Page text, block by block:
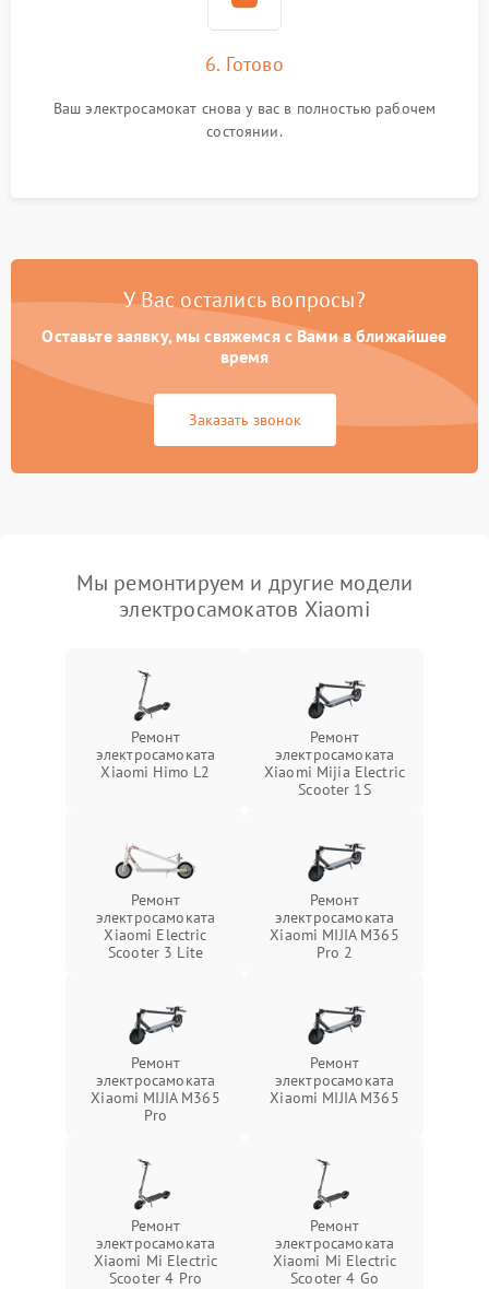
6. Готово
Ваш электросамокат снова у вас в полностью рабочем
состоянии.
У Вас остались вопросы?
Оставьте заявку, мы свяжемся с Вами в ближайшее
время
Заказать звонок
Мы ремонтируем и другие модели
электросамокатов Xiaomi
Ремонт
электросамоката
Xiaomi Himo L2
Ремонт
электросамоката
Xiaomi Mijia Electric
Scooter 1S
Ремонт
электросамоката
Xiaomi Electric
Scooter 3 Lite
Ремонт
электросамоката
Xiaomi MIJIA M365
Pro 2
Ремонт
электросамоката
Xiaomi MIJIA M365
Pro
Ремонт
электросамоката
Xiaomi MIJIA M365
Ремонт
электросамоката
Xiaomi Mi Electric
Scooter 4 Pro
Ремонт
электросамоката
Xiaomi Mi Electric
Scooter 4 Go